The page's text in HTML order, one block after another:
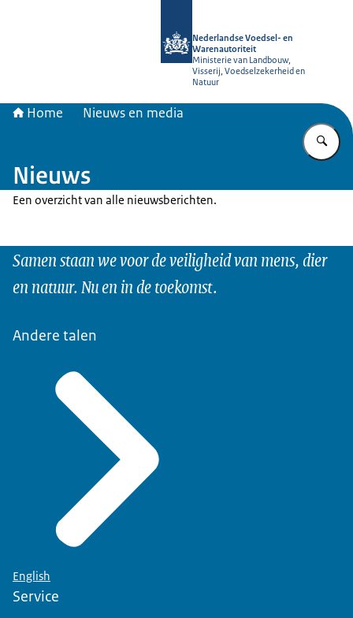
Nederlandse Voedsel- en
Warenautoriteit
Ministerie van Landbouw,
Visserij, Voedselzekerheid en
Natuur
Home Nieuws en media
Nieuws
Een overzicht van alle nieuwsberichten.
Samen staan we voor de veiligheid van mens, dier
en natuur. Nu en in de toekomst.
Andere talen
English
Service